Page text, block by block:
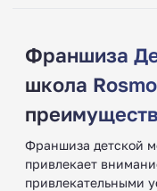
Франшиза
школа
Франшиза детской
привлекает
привлекательными